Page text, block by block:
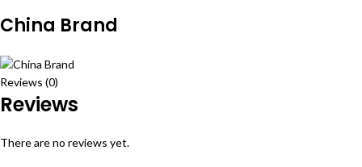
China Brand
Reviews (0)
Reviews
There are no reviews yet.